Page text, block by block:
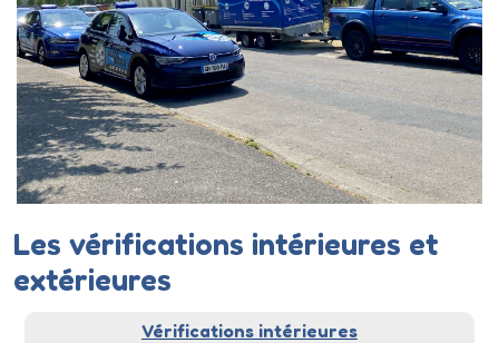
Les vérifications intérieures et
extérieures
Vérifications intérieures